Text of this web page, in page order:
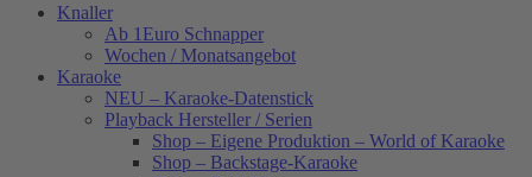
Knaller
Ab 1Euro Schnapper
Wochen / Monatsangebot
Karaoke
NEU – Karaoke-Datenstick
Playback Hersteller / Serien
Shop – Eigene Produktion – World of Karaoke
Shop – Backstage-Karaoke